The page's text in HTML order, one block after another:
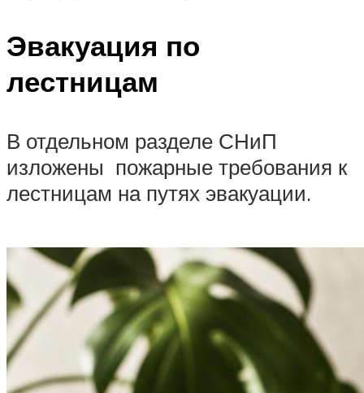
Эвакуация по
лестницам
В отдельном разделе СНиП
изложены пожарные требования к
лестницам на путях эвакуации.